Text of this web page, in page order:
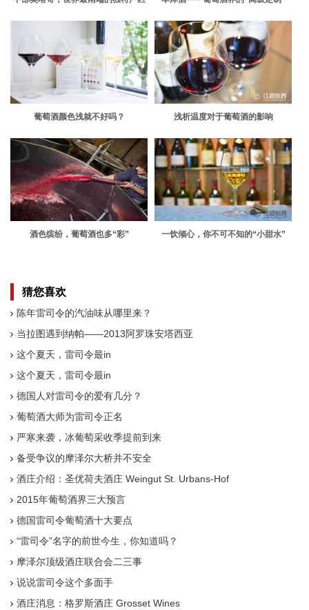
葡萄酒颜色浅就不好吗？ 浅析温度对于葡萄酒的影响
酒色缤纷，葡萄酒也多“彩” 一饮倾心，你不可不知的“小甜水”
猜您喜欢
陈年雷司令的汽油味从哪里来？
当拉图遇到纳帕——2013阿罗珠安塔西亚
这个夏天，雷司令最in
这个夏天，雷司令最in
德国人对雷司令的爱有几分？
葡萄酒大师为雷司令正名
严寒来袭，冰葡萄采收季提前到来
备受争议的摩泽尔大桥并不安全
酒庄介绍：圣优荷夫酒庄 Weingut St. Urbans-Hof
2015年葡萄酒界三大预言
德国雷司令葡萄酒十大要点
“雷司令”名字的前世今生，你知道吗？
摩泽尔顶级酒庄联合会二三事
说说雷司令这个多面手
酒庄消息：格罗斯酒庄 Grosset Wines